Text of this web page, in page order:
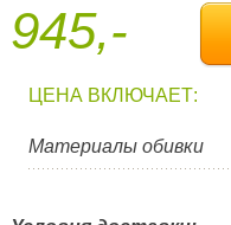
945,-
ЦЕНА ВКЛЮЧАЕТ:
Материалы обивки